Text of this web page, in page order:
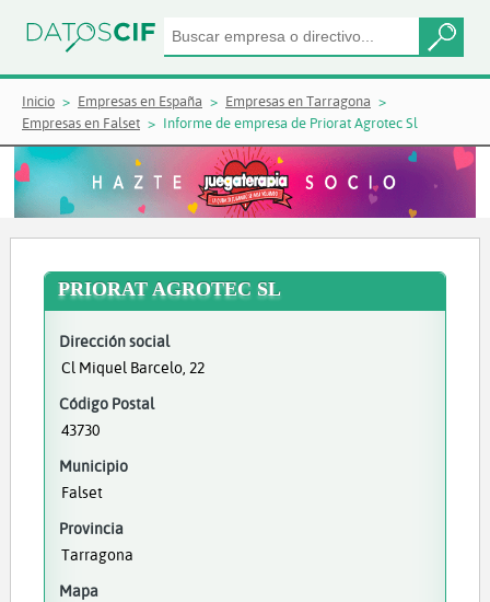
Inicio Empresas en España
Empresas en Tarragona
Empresas en Falset
Informe de empresa de Priorat Agrotec Sl
PRIORAT AGROTEC SL
Dirección social
Cl Miquel Barcelo, 22
Código Postal
43730
Municipio
Falset
Provincia
Tarragona
Mapa